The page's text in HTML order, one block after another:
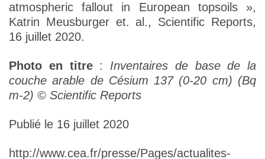
atmospheric fallout in European topsoils »,
Katrin Meusburger et. al., Scientific Reports,
16 juillet 2020.
Photo en titre: Inventaires de base de la
couche arable de Césium 137 (0-20 cm) (Bq
m-2) © Scientific Reports
Publié le 16 juillet 2020
http://www.cea.fr/presse/Pages/actualites-